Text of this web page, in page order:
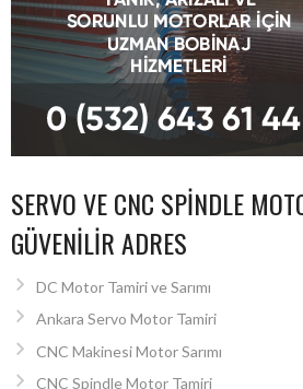
SERVO VE CNC SPINDLE
GÜVENILIR ADRES
DC Motor Tamiri ve Sarımı
Ankara Servo Motor Tamiri
CNC Makinesi Motor Sarımı
CNC Spindle Motor Tamiri